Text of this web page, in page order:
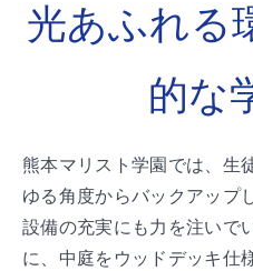
光あふれる
的な
熊本マリスト学園では、生
ゆる角度からバックアップ
設備の充実にも力を注いで
に、中庭をウッドデッキ仕